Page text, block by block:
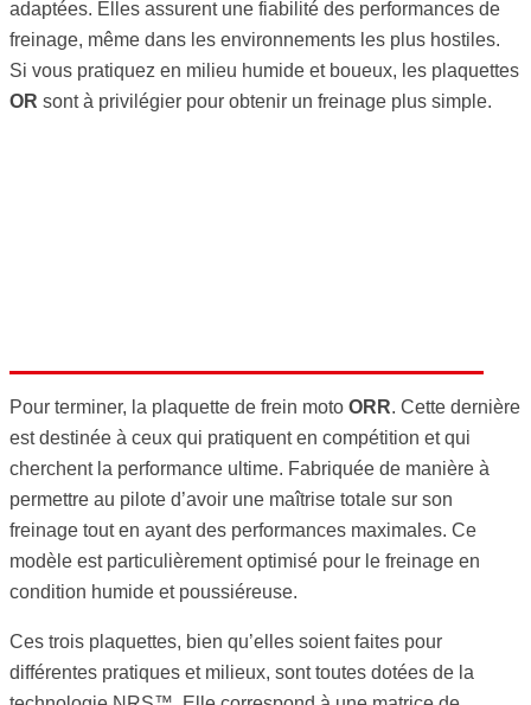
adaptées. Elles assurent une fiabilité des performances de
freinage, même dans les environnements les plus hostiles.
Si vous pratiquez en milieu humide et boueux, les plaquettes
OR sont à privilégier pour obtenir un freinage plus simple.
Pour terminer, la plaquette de frein moto ORR. Cette dernière
est destinée à ceux qui pratiquent en compétition et qui
cherchent la performance ultime. Fabriquée de manière à
permettre au pilote d’avoir une maîtrise totale sur son
freinage tout en ayant des performances maximales. Ce
modèle est particulièrement optimisé pour le freinage en
condition humide et poussiéreuse.
Ces trois plaquettes, bien qu’elles soient faites pour
différentes pratiques et milieux, sont toutes dotées de la